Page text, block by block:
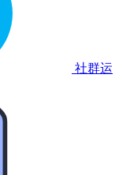
社群运